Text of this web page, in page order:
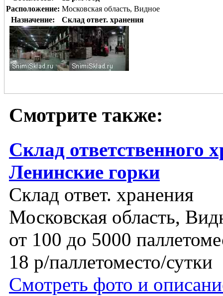
Расположение: Московская область, Видное
Назначение:
Склад ответ. хранения
Смотрите также:
Склад ответственного
Ленинские горки
Склад ответ. хранения
Московская область,
от 100 до 5000
18 р/паллетоместо/сутки
Смотреть фото и